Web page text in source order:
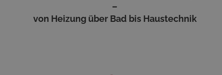
–
von Heizung über Bad bis Haustechnik